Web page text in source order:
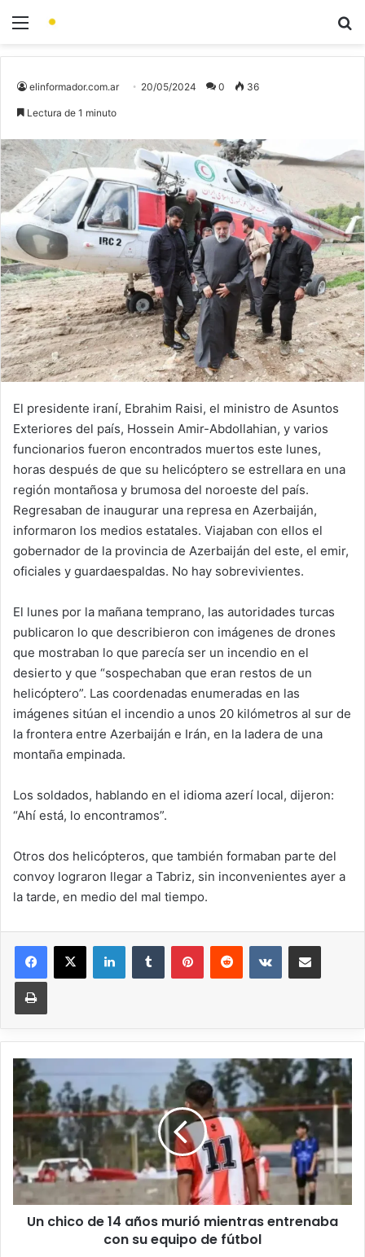
elinformador.com.ar 20/05/2024 0 36
Lectura de 1 minuto
El presidente iraní, Ebrahim Raisi, el ministro de Asuntos
Exteriores del país, Hossein Amir-Abdollahian, y varios
funcionarios fueron encontrados muertos este lunes,
horas después de que su helicóptero se estrellara en una
región montañosa y brumosa del noroeste del país.
Regresaban de inaugurar una represa en Azerbaiján,
informaron los medios estatales. Viajaban con ellos el
gobernador de la provincia de Azerbaiján del este, el emir,
oficiales y guardaespaldas. No hay sobrevivientes.
El lunes por la mañana temprano, las autoridades turcas
publicaron lo que describieron con imágenes de drones
que mostraban lo que parecía ser un incendio en el
desierto y que “sospechaban que eran restos de un
helicóptero”. Las coordenadas enumeradas en las
imágenes sitúan el incendio a unos 20 kilómetros al sur de
la frontera entre Azerbaiján e Irán, en la ladera de una
montaña empinada.
Los soldados, hablando en el idioma azerí local, dijeron:
“Ahí está, lo encontramos”.
Otros dos helicópteros, que también formaban parte del
convoy lograron llegar a Tabriz, sin inconvenientes ayer a
la tarde, en medio del mal tiempo.
Un chico de 14 años murió mientras entrenaba
con su equipo de fútbol